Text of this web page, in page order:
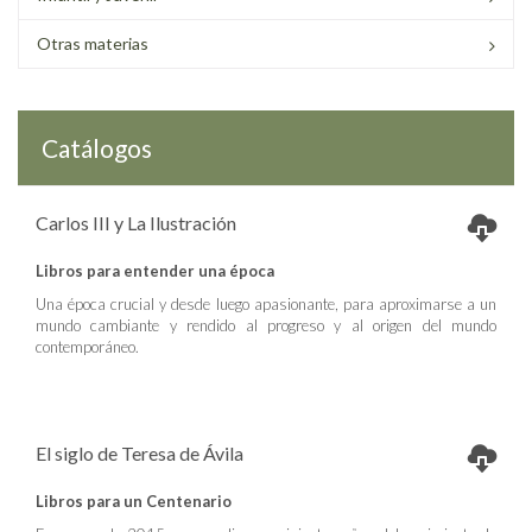
Otras materias
Catálogos
Carlos III y La Ilustración
Libros para entender una época
Una época crucial y desde luego apasionante, para aproximarse a un
mundo cambiante y rendido al progreso y al origen del mundo
contemporáneo.
El siglo de Teresa de Ávila
Libros para un Centenario